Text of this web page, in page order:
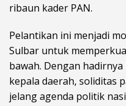
ribaun kader PAN.
Pelantikan ini menjadi
Sulbar untuk
bawah. Dengan
kepala daerah, soliditas
jelang agenda politik